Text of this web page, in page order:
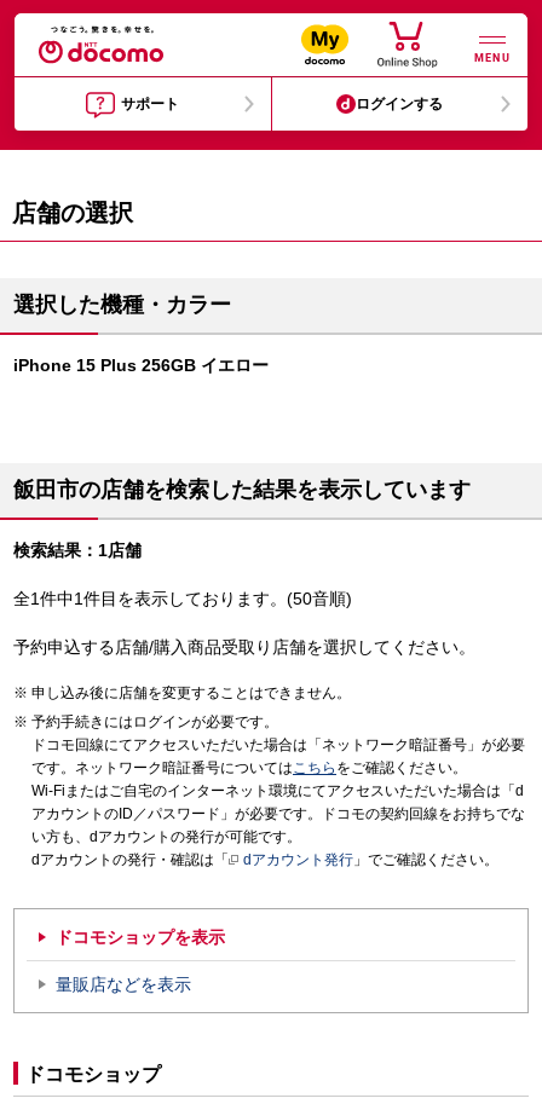
MENU
サポート ログインする
店舗の選択
選択した機種・カラー
iPhone 15 Plus 256GB イエロー
飯田市の店舗を検索した結果を表示しています
検索結果：1店舗
全1件中1件目を表示しております。(50音順)
予約申込する店舗/購入商品受取り店舗を選択してください。
申し込み後に店舗を変更することはできません。
予約手続きにはログインが必要です。
ドコモ回線にてアクセスいただいた場合は「ネットワーク暗証番号」が必要
です。ネットワーク暗証番号についてはこちら をご確認ください。
Wi-Fiまたはご自宅のインターネット環境にてアクセスいただいた場合は「d
アカウントのID／パスワード」が必要です。ドコモの契約回線をお持ちでな
い方も、dアカウントの発行が可能です。
dアカウントの発行・確認は「
dアカウント発行 」でご確認ください。
ドコモショップを表示
量販店などを表示
ドコモショップ